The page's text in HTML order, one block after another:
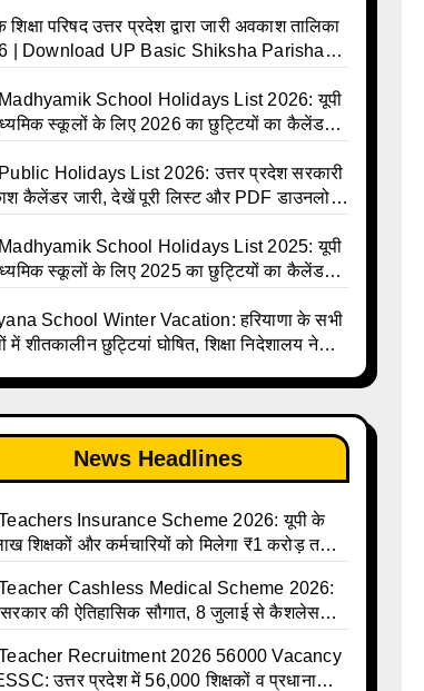
शिक्षा परिषद उत्तर प्रदेश द्वारा जारी अवकाश तालिका
| Download UP Basic Shiksha Parishad
School Avkash Talika UP 2026 | UP
Shiksha Parishad Avkash Talika 2026 |
Calendar List 2026
School Holidays List 2026: यूपी
स्कूलों के लिए 2026 का छुट्टियों का कैलेंडर
| UP Madhyamik Avkash Talika 2026 |
School avkash suchi | UP
Calendar | Madhyamik School
List 2026
Holidays List 2026: उत्तर प्रदेश सरकारी
कैलेंडर जारी, देखें पूरी लिस्ट और PDF डाउनलोड
| Sarkari Avkash Talika | Up Holidays List
Calendar
School Holidays List 2025: यूपी
स्कूलों के लिए 2025 का छुट्टियों का कैलेंडर
| Up Madhyamik Avkash Talika 2025 |
School avkash suchi | UP
calendar | Madhyamik School Holidays
School Winter Vacation: हरियाणा के सभी
में शीतकालीन छुट्टियां घोषित, शिक्षा निदेशालय ने
News Headlines
Insurance Scheme 2026: यूपी के
शिक्षकों और कर्मचारियों को मिलेगा ₹1 करोड़ तक
Cashless Medical Scheme 2026:
सरकार की ऐतिहासिक सौगात, 8 जुलाई से कैशलेस
Recruitment 2026 56000 Vacancy
उत्तर प्रदेश में 56,000 शिक्षकों व प्रधानाचार्यों